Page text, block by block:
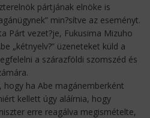
pártjának elnöke is
min?sítve az eseményt.
Párt vezet?je, Fukusima Mizuho
„kétnyelv?” üzeneteket küld a
a szárazföldi szomszéd és
ha Abe magánemberként
kellett úgy aláírnia, hogy
erre reagálva megismételte,